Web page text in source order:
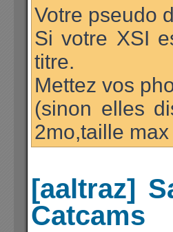
Votre pseudo
Si votre XSI
titre.
Mettez vos
(sinon elles
2mo,taille
[aaltraz]
Catcams